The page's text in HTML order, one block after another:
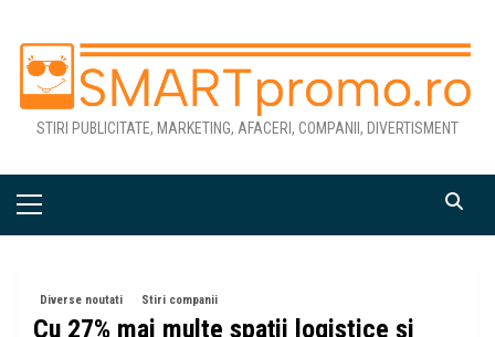
content
STIRI PUBLICITATE, MARKETING, AFACERI, COMPANII, DIVERTISMENT
Primary
Diverse noutati Stiri companii
Cu 27% mai multe spații logistice și